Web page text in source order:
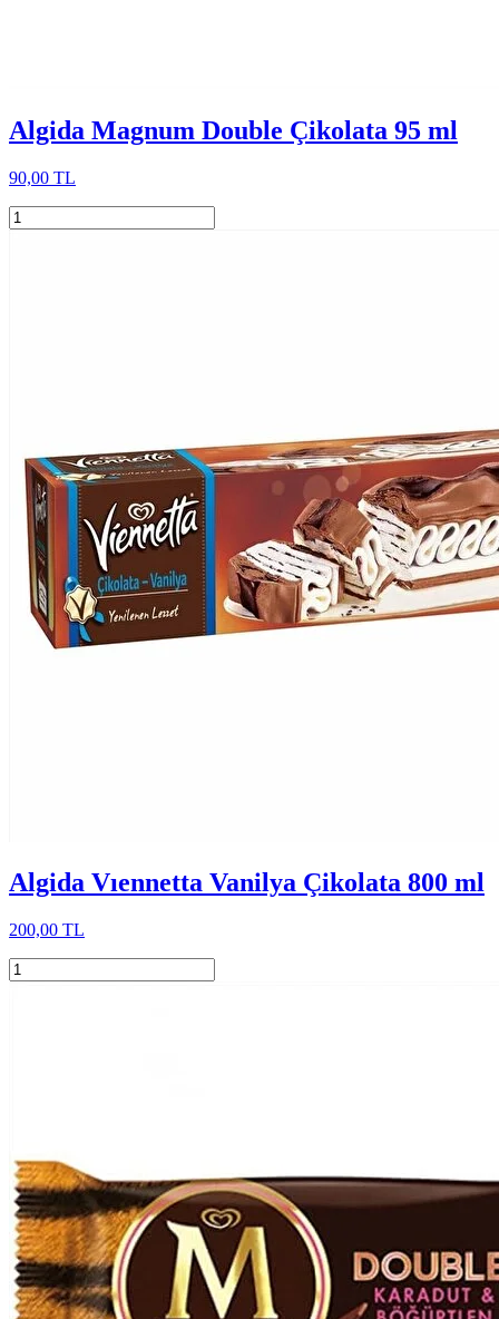
Algida Magnum Double Çikolata 95 ml
90,00 TL
Algida Vıennetta Vanilya Çikolata 800 ml
200,00 TL